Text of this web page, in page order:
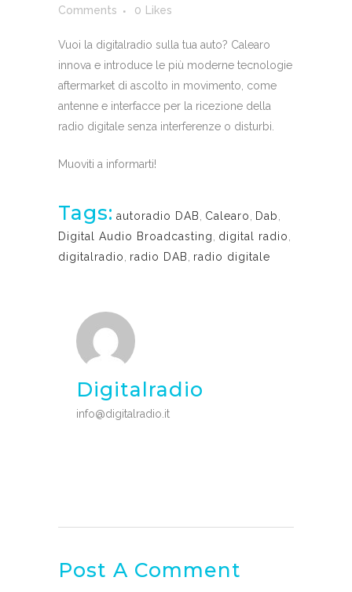
Comments
0 Likes
Vuoi la digitalradio sulla tua auto? Calearo
innova e introduce le più moderne tecnologie
aftermarket di ascolto in movimento, come
antenne e interfacce per la ricezione della
radio digitale senza interferenze o disturbi.
Muoviti a informarti!
Tags: autoradio DAB, Calearo, Dab,
Digital Audio Broadcasting, digital radio,
digitalradio, radio DAB, radio digitale
Digitalradio
info@digitalradio.it
Post A Comment